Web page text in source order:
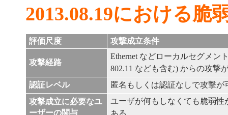
2013.08.19における脆
評価尺度 攻撃成立条件
攻撃経路
Ethernet などローカルセグメン
802.11 なども含む) からの攻撃
認証レベル
匿名もしくは認証なしで攻撃が
攻撃成立に必要なユ
ーザーの関与
ユーザが何もしなくても脆弱性